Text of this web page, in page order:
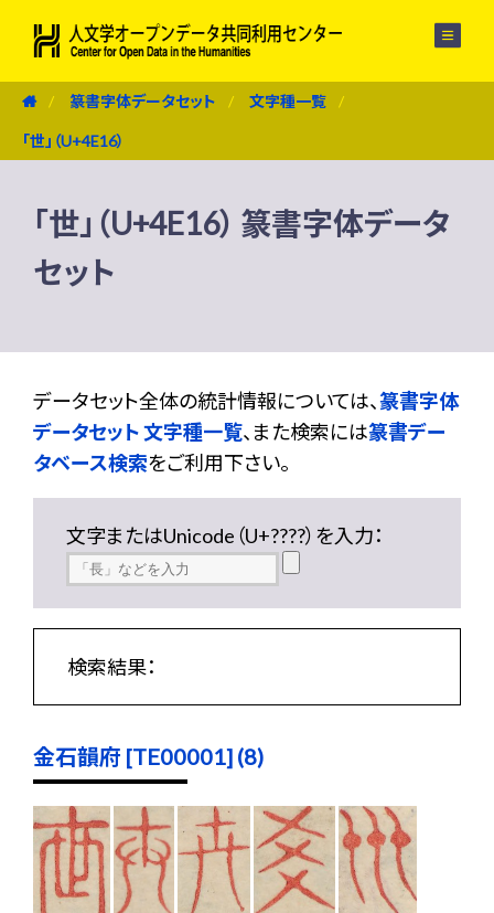
篆書字体データセット 文字種一覧
「世」（U+4E16）
「世」（U+4E16） 篆書字体データ
セット
データセット全体の統計情報については、篆書字体
データセット 文字種一覧、また検索には篆書デー
タベース検索をご利用下さい。
文字またはUnicode（U+????）を入力：
検索結果：
金石韻府 [TE00001] (8)